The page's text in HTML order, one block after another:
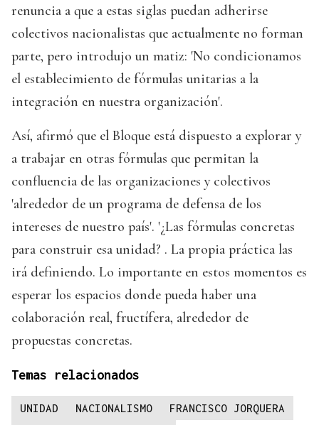
renuncia a que a estas siglas puedan adherirse
colectivos nacionalistas que actualmente no forman
parte, pero introdujo un matiz: 'No condicionamos
el establecimiento de fórmulas unitarias a la
integración en nuestra organización'.
Así, afirmó que el Bloque está dispuesto a explorar y
a trabajar en otras fórmulas que permitan la
confluencia de las organizaciones y colectivos
'alrededor de un programa de defensa de los
intereses de nuestro país'. '¿Las fórmulas concretas
para construir esa unidad? . La propia práctica las
irá definiendo. Lo importante en estos momentos es
esperar los espacios donde pueda haber una
colaboración real, fructífera, alrededor de
propuestas concretas.
Temas relacionados
UNIDAD NACIONALISMO
FRANCISCO JORQUERA